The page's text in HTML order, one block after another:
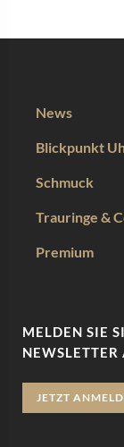
News
Blickpunkt
Schmuck
Trauringe &
Premium
MELDEN SIE
NEWSLETTER
JETZT